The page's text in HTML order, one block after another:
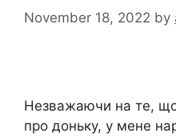
November 18, 2022 by
Незважаючи на те,
про доньку, у мене